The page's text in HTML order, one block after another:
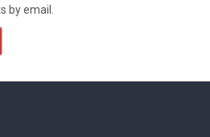
by email.